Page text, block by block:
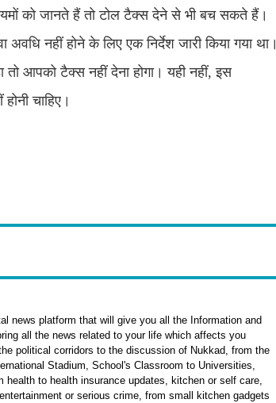
को जानते हैं तो टोल टैक्स देने से भी बच सकते हैं।
नहीं होने के लिए एक निर्देश जारी किया गया था।
आपको टैक्स नहीं देना होगा। यही नहीं, इस
चाहिए।
news platform that will give you all the Information and
all the news related to your life which affects you
political corridors to the discussion of Nukkad, from the
Stadium, School's Classroom to Universities,
to health insurance updates, kitchen or self care,
or serious crime, from small kitchen gadgets